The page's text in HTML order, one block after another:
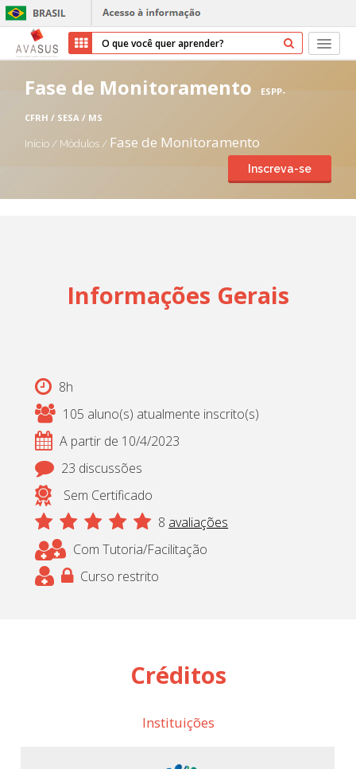
Entrar
Fase de Monitoramento ESPP-
CFRH / SESA / MS
Início / Módulos/ Fase de Monitoramento
Inscreva-se
Informações Gerais
8h
105 aluno(s) atualmente inscrito(s)
A partir de 10/4/2023
23 discussões
Sem Certificado
8 avaliações
Com Tutoria/Facilitação
Curso restrito
Créditos
Instituições